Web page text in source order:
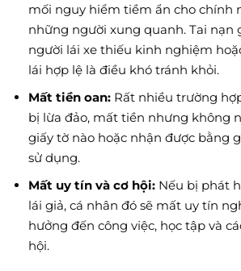
mối nguy hiểm tiềm ẩn cho chính
những người xung quanh. Tai nạn
người lái xe thiếu kinh nghiệm
lái hợp lệ là điều khó tránh khỏi.
Mất tiền oan:Rất nhiều trường
bị lừa đảo, mất tiền nhưng không
giấy tờ nào hoặc nhận được bằng
sử dụng.
Mất uy tín và cơ hội:Nếu bị phát
lái giả, cá nhân đó sẽ mất uy tín
hưởng đến công việc, học tập và
hội.